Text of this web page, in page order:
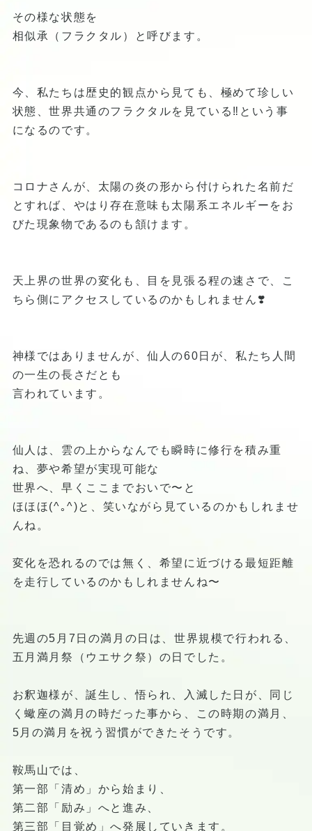
その様な状態を
相似承（フラクタル）と呼びます。
今、私たちは歴史的観点から見ても、極めて珍しい
状態、世界共通のフラクタルを見ている‼️という事
になるのです。
コロナさんが、太陽の炎の形から付けられた名前だ
とすれば、やはり存在意味も太陽系エネルギーをお
びた現象物であるのも頷けます。
天上界の世界の変化も、目を見張る程の速さで、こ
ちら側にアクセスしているのかもしれません❣️
神様ではありませんが、仙人の60日が、私たち人間
の一生の長さだとも
言われています。
仙人は、雲の上からなんでも瞬時に修行を積み重
ね、夢や希望が実現可能な
世界へ、早くここまでおいで〜と
ほほほ(^｡^)と、笑いながら見ているのかもしれませ
んね。
変化を恐れるのでは無く、希望に近づける最短距離
を走行しているのかもしれませんね〜️
先週の5月7日の満月の日は、世界規模で行われる、
五月満月祭（ウエサク祭）の日でした。
お釈迦様が、誕生し、悟られ、入滅した日が、同じ
く蠍座の満月の時だった事から、この時期の満月、
5月の満月を祝う習慣ができたそうです。
鞍馬山では、
第一部「清め」から始まり、
第二部「励み」へと進み、
第三部「目覚め」へ発展していきます。